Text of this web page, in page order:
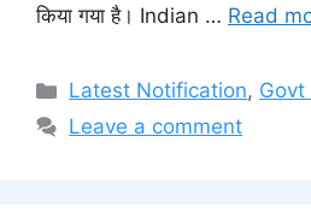
किया गया है। Indian … Read
Categories
Latest Notification, Govt
Leave a comment